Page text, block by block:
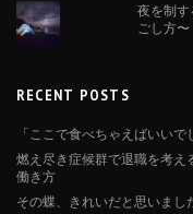
夜を制
ごし方〜
RECENT POSTS
「ここで食べちゃえばいい
燃え尽き症候群で退職を考
働き方
その蝶、きれいだと思いまし